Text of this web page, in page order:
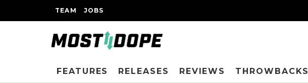
TEAM JOBS
FEATURES RELEASES REVIEWS THROWBACKS